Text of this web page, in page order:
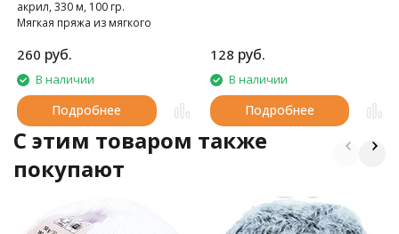
акрил, 330 м, 100 гр.
Мягкая пряжа из мягкого
акрилом
260 руб.
В наличии
Подробнее
128 руб.
В наличии
Подробнее
C этим товаром также
покупают